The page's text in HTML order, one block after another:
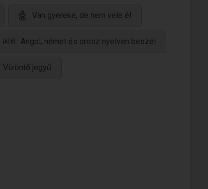
Van gyereke, de nem vele él
Angol, német és orosz nyelven beszél
Vízöntő jegyű